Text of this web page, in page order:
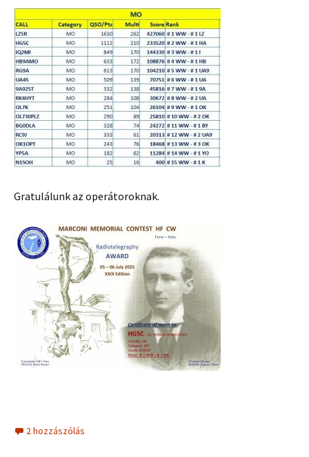
Gratulálunk az operátoroknak.
2 hozzászólás